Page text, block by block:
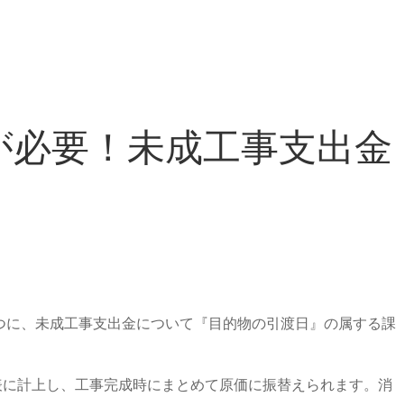
要！未成工事支出金
、未成工事支出金について『目的物の引渡日』の属する課
計上し、工事完成時にまとめて原価に振替えられます。消